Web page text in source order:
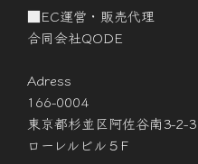
■EC運営・販売代理
合同会社QODE
Adress
166-0004
東京都杉並区阿佐谷南3-2-3
ローレルビル５F